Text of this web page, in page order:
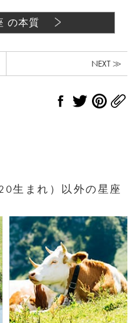
の本質
NEXT ≫
生まれ）以外の星座